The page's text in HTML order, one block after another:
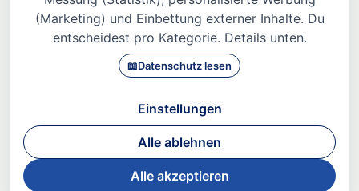
© 2026 Dr. med Heidi Gößlinghoff |
|
Datenschutz|AGBs